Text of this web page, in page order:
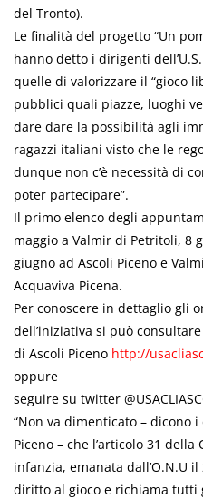
del Tronto).
Le finalità del progetto “Un
hanno detto i dirigenti
quelle di valorizzare il “gioco
pubblici quali piazze, luoghi
dare dare la possibilità agli
ragazzi italiani visto che le
dunque non c’è necessità di
poter partecipare”.
Il primo elenco degli
maggio a Valmir di Petritoli, 8
giugno ad Ascoli Piceno e
Acquaviva Picena.
Per conoscere in dettaglio gli
dell’iniziativa si può
di Ascoli Piceno http://
oppure
seguire su twitter
“Non va dimenticato – dicono
Piceno – che l’articolo 31
infanzia, emanata dall’O.N.U
diritto al gioco e richiama